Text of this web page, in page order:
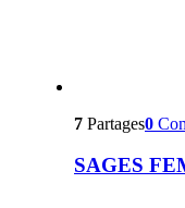
7 Partages0
SAGES